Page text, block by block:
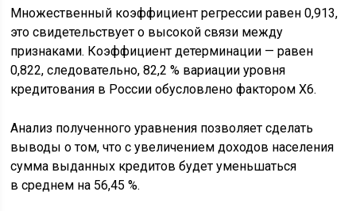
Множественный коэффициент регрессии равен 0,913,
это свидетельствует о высокой связи между
признаками. Коэффициент детерминации — равен
0,822, следовательно, 82,2 % вариации уровня
кредитования в России обусловлено фактором Х6.
Анализ полученного уравнения позволяет сделать
выводы о том, что с увеличением доходов населения
сумма выданных кредитов будет уменьшаться
в среднем на 56,45 %.